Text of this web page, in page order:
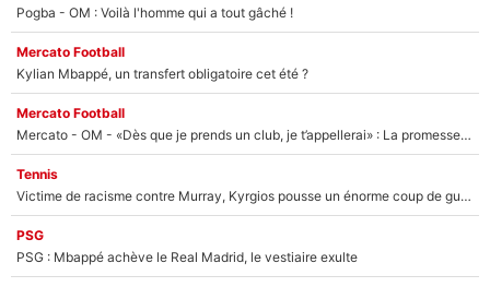
Pogba - OM : Voilà l'homme qui a tout gâché !
Mercato Football
Kylian Mbappé, un transfert obligatoire cet été ?
Mercato Football
Mercato - OM - «Dès que je prends un club, je t’appellerai» : La promesse de Marcelino au moment de claquer la porte
Tennis
Victime de racisme contre Murray, Kyrgios pousse un énorme coup de gueule !
PSG
PSG : Mbappé achève le Real Madrid, le vestiaire exulte